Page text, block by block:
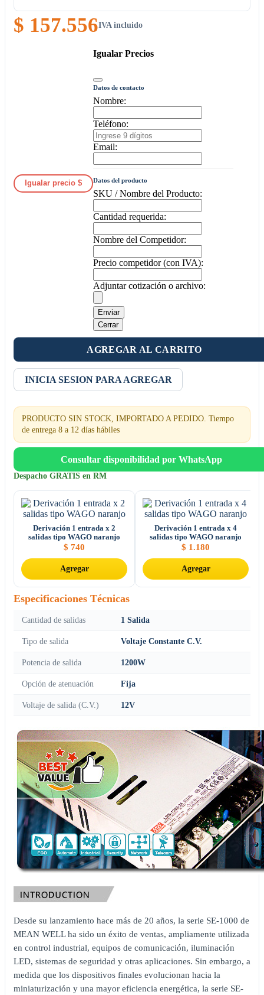
$ 157.556IVA incluido
Igualar precio $
Igualar Precios
Datos de contacto
Nombre:
Teléfono:
Email:
Datos del producto
SKU / Nombre del Producto:
Cantidad requerida:
Nombre del Competidor:
Precio competidor (con IVA):
Adjuntar cotización o archivo:
Enviar
Cerrar
AGREGAR AL CARRITO
INICIA SESION PARA AGREGAR
PRODUCTO SIN STOCK, IMPORTADO A PEDIDO. Tiempo
de entrega 8 a 12 días hábiles
Consultar disponibilidad por WhatsApp
Despacho GRATIS en RM
Derivación 1 entrada x 2
salidas tipo WAGO naranjo
$ 740
Agregar
Derivación 1 entrada x 4
salidas tipo WAGO naranjo
$ 1.180
Agregar
Especificaciones Técnicas
Cantidad de salidas 1 Salida
Tipo de salida Voltaje Constante C.V.
Potencia de salida 1200W
Opción de atenuación Fija
Voltaje de salida (C.V.) 12V
Desde su lanzamiento hace más de 20 años, la serie SE-1000 de
MEAN WELL ha sido un éxito de ventas, ampliamente utilizada
en control industrial, equipos de comunicación, iluminación
LED, sistemas de seguridad y otras aplicaciones. Sin embargo, a
medida que los dispositivos finales evolucionan hacia la
miniaturización y una mayor eficiencia energética, la serie SE-